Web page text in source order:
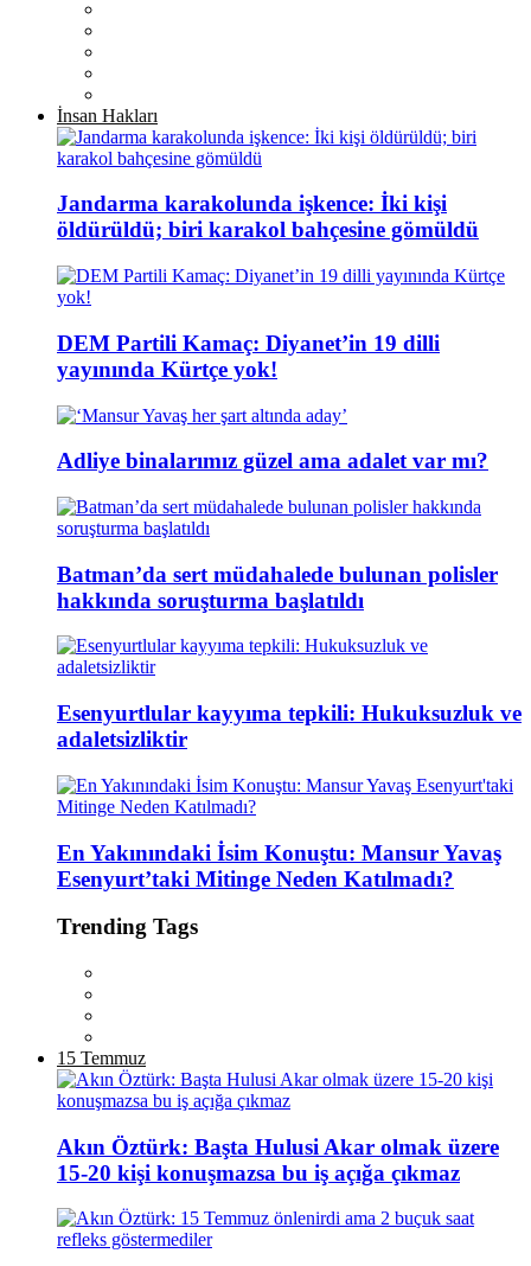
İnsan Hakları
Jandarma karakolunda işkence: İki kişi
öldürüldü; biri karakol bahçesine gömüldü
DEM Partili Kamaç: Diyanet’in 19 dilli
yayınında Kürtçe yok!
Adliye binalarımız güzel ama adalet var mı?
Batman’da sert müdahalede bulunan polisler
hakkında soruşturma başlatıldı
Esenyurtlular kayyıma tepkili: Hukuksuzluk ve
adaletsizliktir
En Yakınındaki İsim Konuştu: Mansur Yavaş
Esenyurt’taki Mitinge Neden Katılmadı?
Trending Tags
15 Temmuz
Akın Öztürk: Başta Hulusi Akar olmak üzere
15-20 kişi konuşmazsa bu iş açığa çıkmaz